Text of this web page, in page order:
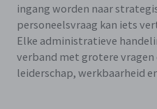
ingang worden naar
personeelsvraag kan iets
Elke administratieve
verband met grotere
leiderschap, werkbaarheid